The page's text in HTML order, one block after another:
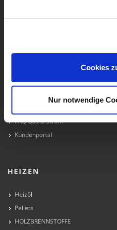
Cookies
Nur notwendige
Erdgas
HAPPY HOUR volle power
FAQ Gas & Strom
Kundenportal
HEIZEN
Heizöl
Pellets
HOLZBRENNSTOFFE